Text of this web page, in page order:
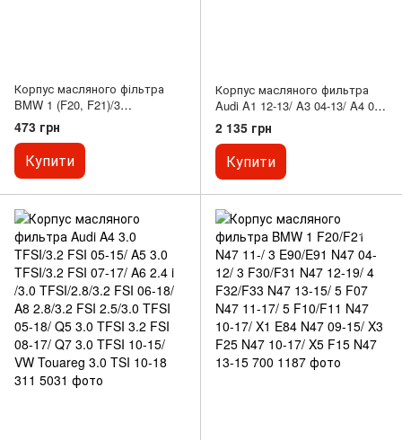
Корпус масляного фільтра
BMW 1 (F20, F21)/3
(F90/F30/F80) /5 (F10)
473 грн
Купити
Корпус масляного фильтра
Audi A1 12-13/ A3 04-13/ A4 04-
09/ A6 05-11/ Skoda Octavia 05-
13/ VW Golf 2.0GTI 2.0TSi 04-
16/ Jetta 05-10/ Passat 05-10/
Polo 13-14/ Scirocco 09-17 (2.0
2 135 грн
Купити